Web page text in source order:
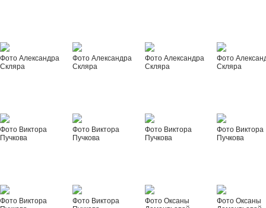
Фото Александра
Скляра
Фото Александра
Скляра
Фото Александра
Скляра
Фото
Скляра
Фото Виктора
Пучкова
Фото Виктора
Пучкова
Фото Виктора
Пучкова
Фото Виктора
Пучкова
Фото Виктора
Фото Виктора
Фото Оксаны
Фото Оксаны